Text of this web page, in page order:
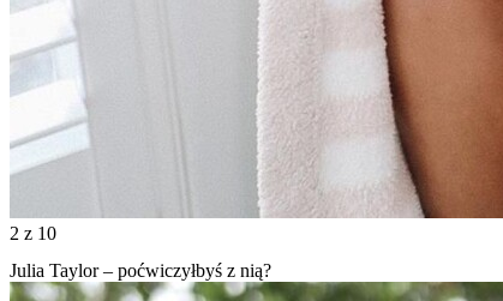
2 z 10
Julia Taylor – poćwiczyłbyś z nią?